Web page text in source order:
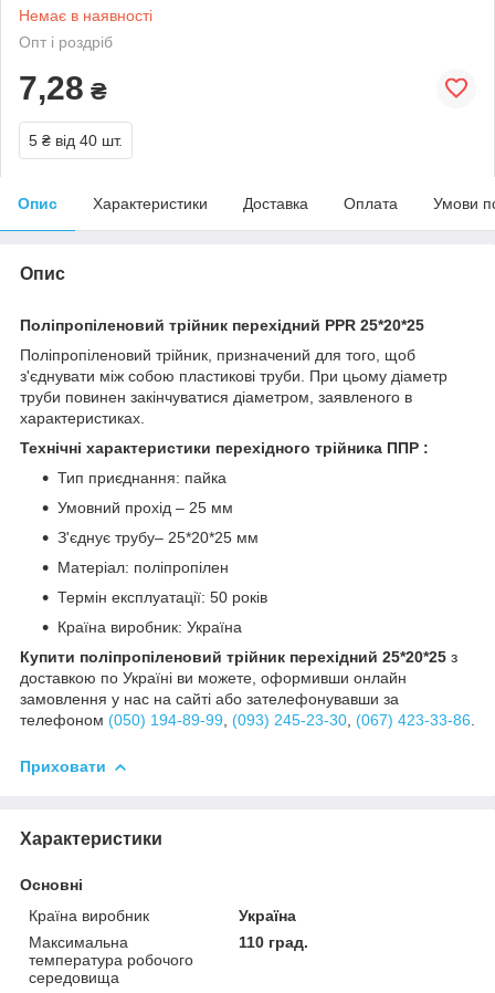
Немає в наявності
Опт і роздріб
7,28 ₴
5 ₴ від 40 шт.
Опис Характеристики Доставка Оплата Умови
Опис
Поліпропіленовий трійник перехідний PPR 25*20*25
Поліпропіленовий трійник, призначений для того, щоб
з'єднувати між собою пластикові труби. При цьому діаметр
труби повинен закінчуватися діаметром, заявленого в
характеристиках.
Технічні характеристики перехідного трійника ППР :
Тип приєднання: пайка
Умовний прохід – 25 мм
З'єднує трубу– 25*20*25 мм
Матеріал: поліпропілен
Термін експлуатації: 50 років
Країна виробник: Україна
Купити поліпропіленовий трійник перехідний 25*20*25 з
доставкою по Україні ви можете, оформивши онлайн
замовлення у нас на сайті або зателефонувавши за
телефоном (050) 194-89-99 (093) 245-23-30 (067) 423-33-86
Приховати
Характеристики
Основні
Країна виробник
Україна
Максимальна
температура робочого
середовища
110 град.